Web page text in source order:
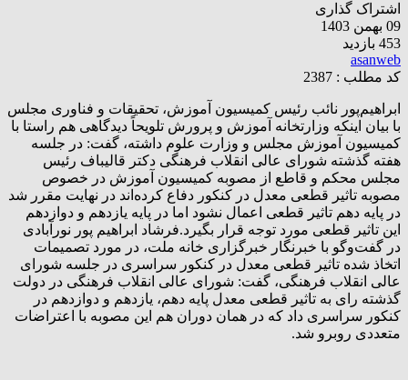
اشتراک گذاری
09 بهمن 1403
453 بازدید
asanweb
کد مطلب : 2387
ابراهیم‌پور نائب رئیس کمیسیون آموزش، تحقیقات و فناوری مجلس
با بیان اینکه وزارتخانه آموزش و پرورش تلویحاً دیدگاهی هم راستا با
کمیسیون آموزش مجلس و وزارت علوم داشته، گفت: در جلسه
هفته گذشته شورای عالی انقلاب فرهنگی دکتر قالیباف رئیس
مجلس محکم و قاطع از مصوبه کمیسیون آموزش در خصوص
مصوبه تاثیر قطعی معدل در کنکور دفاع کرده‌اند در نهایت مقرر شد
در پایه دهم تاثیر قطعی اعمال نشود اما در پایه یازدهم و دوازدهم
این تاثیر قطعی مورد توجه قرار بگیرد.فرشاد ابراهیم پور نورآبادی
در گفت‌وگو با خبرنگار خبرگزاری خانه ملت، در مورد تصمیمات
اتخاذ شده تاثیر قطعی معدل در کنکور سراسری در جلسه شورای
عالی انقلاب فرهنگی، گفت: شورای عالی انقلاب فرهنگی در دولت
گذشته رای به تاثیر قطعی معدل پایه دهم، یازدهم و دوازدهم در
کنکور سراسری داد که در همان دوران هم این مصوبه با اعتراضات
متعددی روبرو شد.